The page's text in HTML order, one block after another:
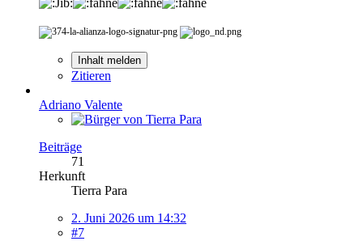
Inhalt melden
Zitieren
Adriano Valente
Beiträge
71
Herkunft
Tierra Para
2. Juni 2026 um 14:32
#7